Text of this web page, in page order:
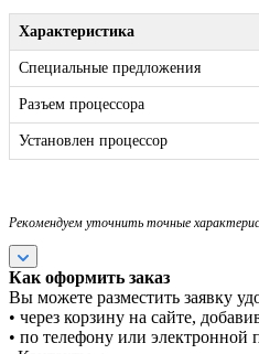
Характеристика
Специальные предложения
Разъем процессора
Установлен процессор
Рекомендуем уточнить точные
Как оформить заказ
Вы можете разместить заявку
• через корзину на сайте,
• по телефону или электронной